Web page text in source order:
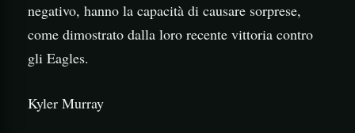
negativo, hanno la capacità di causare sorprese,
come dimostrato dalla loro recente vittoria contro
gli Eagles.
Kyler Murray